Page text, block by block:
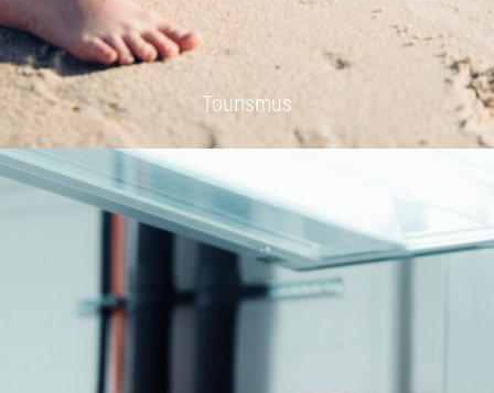
Tourismus